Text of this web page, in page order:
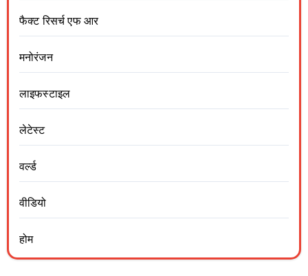
फैक्ट रिसर्च एफ आर
मनोरंजन
लाइफस्टाइल
लेटेस्ट
वर्ल्ड
वीडियो
होम